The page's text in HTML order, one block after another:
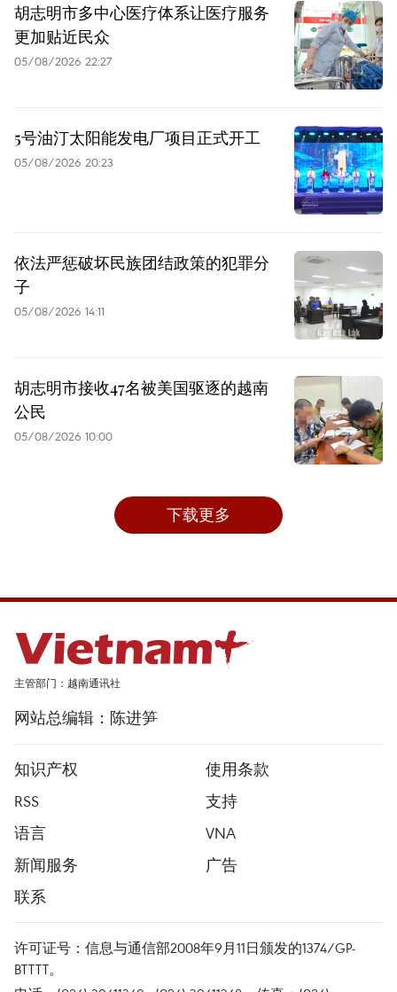
胡志明市多中心医疗体系让医疗服务
更加贴近民众
05/08/2026 22:27
5号油汀太阳能发电厂项目正式开工
05/08/2026 20:23
依法严惩破坏民族团结政策的犯罪分
子
05/08/2026 14:11
胡志明市接收47名被美国驱逐的越南
公民
05/08/2026 10:00
下载更多
主管部门：越南通讯社
网站总编辑：陈进笋
知识产权
使用条款
RSS
支持
语言
VNA
新闻服务
广告
联系
许可证号：信息与通信部2008年9月11日颁发的1374/GP-
BTTTT。